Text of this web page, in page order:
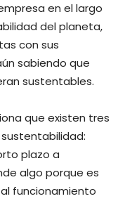
en el largo
del planeta,
con sus
sabiendo que
sustentables.
que existen tres
plazo a
algo porque es
funcionamiento